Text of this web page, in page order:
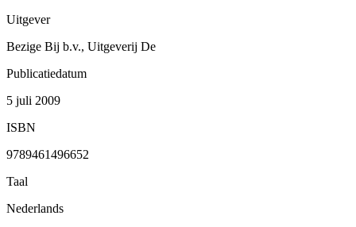
Uitgever
Bezige Bij b.v., Uitgeverij De
Publicatiedatum
5 juli 2009
ISBN
9789461496652
Taal
Nederlands